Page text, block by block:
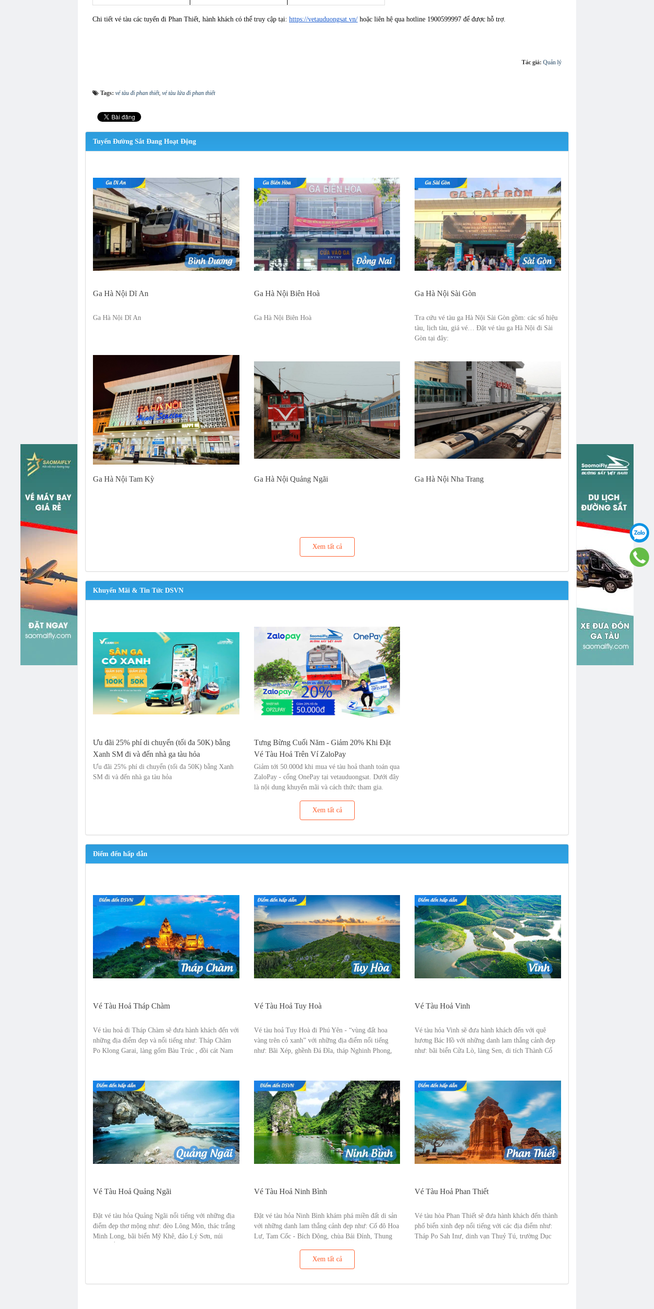
Chi tiết vé tàu các tuyến đi Phan Thiết, hành khách có thể truy cập tại: https://vetauduongsat.vn/ hoặc liên hệ qua hotline 1900599997 để được hỗ trợ.
Tác giả: Quản lý
Tags: vé tàu đi phan thiết, vé tàu lửa đi phan thiết
Tuyến Đường Sắt Đang Hoạt Động
Ga Hà Nội Dĩ An
Ga Hà Nội Dĩ An
Ga Hà Nội Biên Hoà
Ga Hà Nội Biên Hoà
Ga Hà Nội Sài Gòn
Tra cứu vé tàu ga Hà Nội Sài Gòn gồm: các số hiệu
tàu, lịch tàu, giá vé… Đặt vé tàu ga Hà Nội đi Sài
Gòn tại đây:
Ga Hà Nội Tam Kỳ Ga Hà Nội Quảng Ngãi Ga Hà Nội Nha Trang
Xem tất cả
Khuyến Mãi & Tin Tức DSVN
Ưu đãi 25% phí di chuyển (tối đa 50K) bằng
Xanh SM đi và đến nhà ga tàu hỏa
Ưu đãi 25% phí di chuyển (tối đa 50K) bằng Xanh
SM đi và đến nhà ga tàu hỏa
Tưng Bừng Cuối Năm - Giảm 20% Khi Đặt
Vé Tàu Hoả Trên Ví ZaloPay
Giảm tới 50.000đ khi mua vé tàu hoả thanh toán qua
ZaloPay - cổng OnePay tại vetauduongsat. Dưới đây
là nội dung khuyến mãi và cách thức tham gia.
Xem tất cả
Điểm đến hấp dẫn
Vé Tàu Hoả Tháp Chàm
Vé tàu hoả đi Tháp Chàm sẽ đưa hành khách đến với
những địa điểm đẹp và nổi tiếng như: Tháp Chăm
Po Klong Garai, làng gốm Bàu Trúc , đồi cát Nam
Vé Tàu Hoả Tuy Hoà
Vé tàu hoả Tuy Hoà đi Phú Yên - “vùng đất hoa
vàng trên cỏ xanh” với những địa điểm nổi tiếng
như: Bãi Xép, ghềnh Đá Đĩa, tháp Nghinh Phong,
Vé Tàu Hoả Vinh
Vé tàu hỏa Vinh sẽ đưa hành khách đến với quê
hương Bác Hồ với những danh lam thắng cảnh đẹp
như: bãi biển Cửa Lò, làng Sen, di tích Thành Cổ
Vé Tàu Hoả Quảng Ngãi
Đặt vé tàu hỏa Quảng Ngãi nổi tiếng với những địa
điểm đẹp thơ mộng như: đèo Lông Môn, thác trắng
Minh Long, bãi biển Mỹ Khê, đảo Lý Sơn, núi
Vé Tàu Hoả Ninh Bình
Đặt vé tàu hỏa Ninh Bình khám phá miền đất di sản
với những danh lam thắng cảnh đẹp như: Cố đô Hoa
Lư, Tam Cốc - Bích Động, chùa Bái Đính, Thung
Vé Tàu Hoả Phan Thiết
Vé tàu hòa Phan Thiết sẽ đưa hành khách đến thành
phố biển xinh đẹp nổi tiếng với các địa điểm như:
Tháp Po Sah Inư, dinh vạn Thuỷ Tú, trường Dục
Xem tất cả